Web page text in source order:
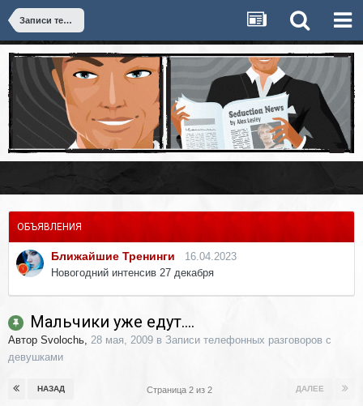
Записи телефонных разговоров с девушками
ОБЪЯВЛЕНИЯ
Ближайшие Тренинги
16.04.2023
Новогодний интенсив 27 декабря
Мальчики уже едут....
Автор Svolochь, 28 мая, 2009 в Записи телефонных разговоров с
девушками
НАЗАД ДАЛЕЕ
Страница 2 из 2